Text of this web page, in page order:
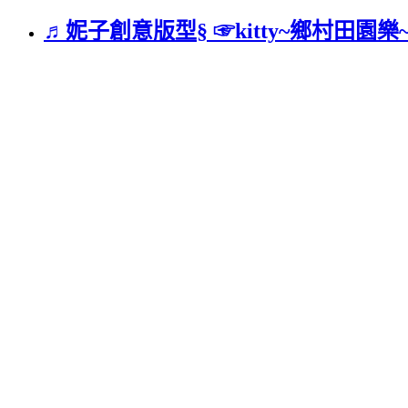
♬妮子創意版型§ ☞kitty~鄉村田園